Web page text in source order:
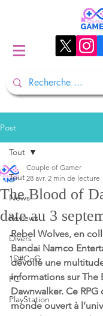
Post
Tout
News
Reviews
Divers
1D#CoG
PC
PlayStation
Tout
The Blood of
date au 3
Couple of Gamer
28 avr. 2 min de lecture
Rebel Wolves, en
Bandai Namco
dévoilé une
informations sur The
Dawnwalker. Ce RPG
monde ouvert à